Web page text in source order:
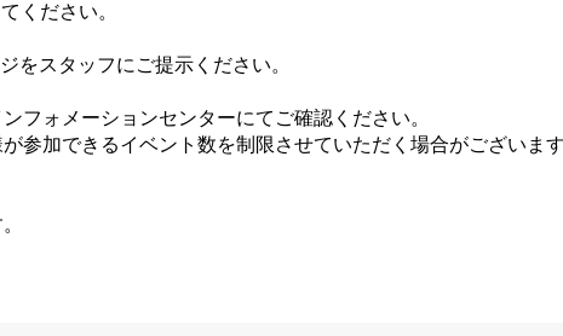
ください。
をスタッフにご提示ください。
フォメーションセンターにてご確認ください。
参加できるイベント数を制限させていただく場合がございま